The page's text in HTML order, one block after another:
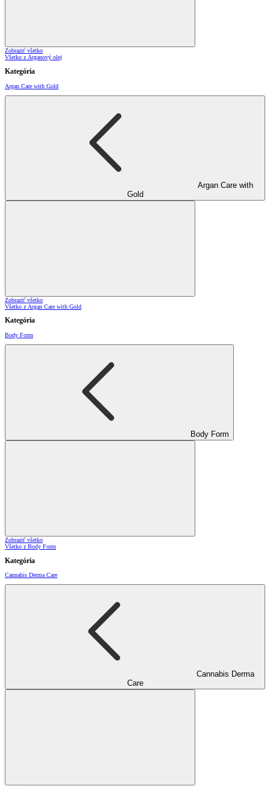
Zobraziť všetko
Všetko z Arganový olej
Kategória
Argan Care with Gold
Argan Care with
Gold
Zobraziť všetko
Všetko z Argan Care with Gold
Kategória
Body Form
Body Form
Zobraziť všetko
Všetko z Body Form
Kategória
Cannabis Derma Care
Cannabis Derma
Care